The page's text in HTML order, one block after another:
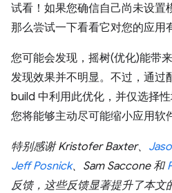
试看！如果您确信自己尚未设置
那么尝试一下看看它对您的应用
您可能会发现，摇树(优化)能带
发现效果并不明显。不过，通过
build 中利用此优化，并仅选择
您将能够主动尽可能缩小应用软
特别感谢 Kristofer Baxter、
Jeff Posnick、Sam Saccone 和
反馈，这些反馈显著提升了本文